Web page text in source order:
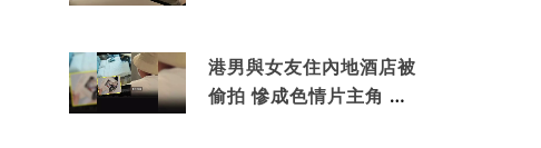
港男與女友住內地酒店被
偷拍 慘成色情片主角 鏡